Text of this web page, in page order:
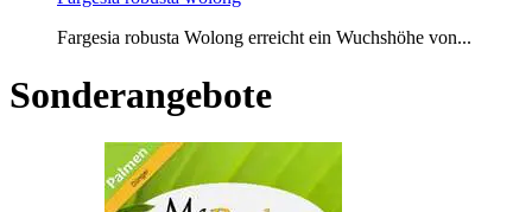
Fargesia robusta Wolong erreicht ein Wuchshöhe von...
Sonderangebote